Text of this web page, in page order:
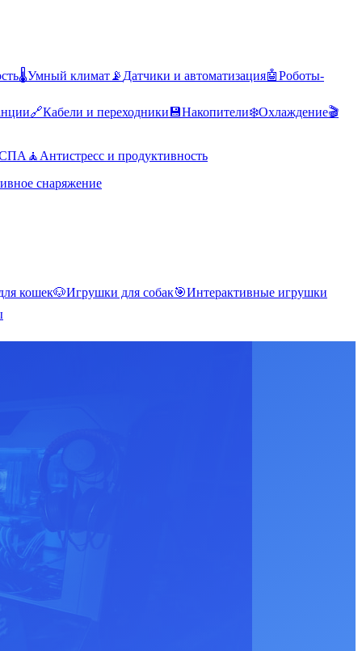
🌡️Умный климат 📡 Датчики и автоматизация🤖Роботы-
🔗Кабели и переходники 💾Накопители❄️Охлаждение🎬
СПА 🧘 Антистресс и продуктивность
снаряжение
кошек🐶Игрушки для собак🎯Интерактивные игрушки